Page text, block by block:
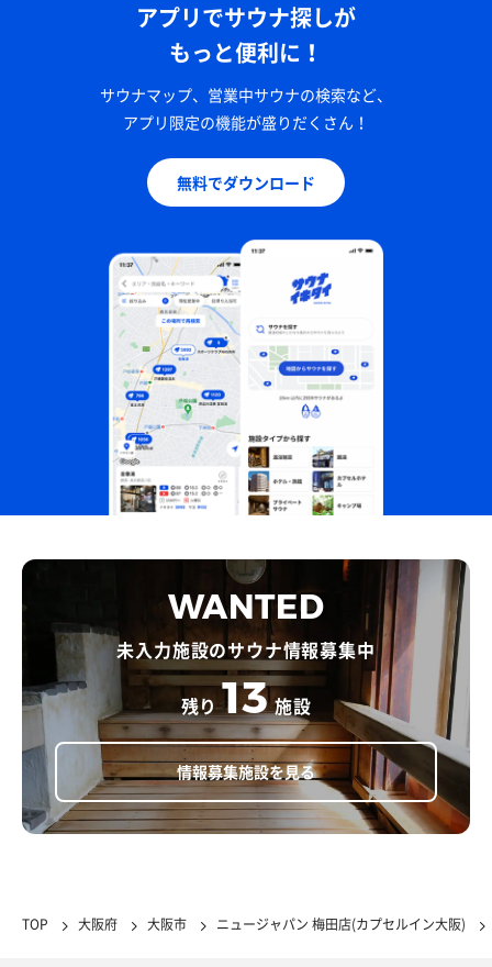
アプリでサウナ探しが
もっと便利に！
サウナマップ、営業中サウナの検索など、
アプリ限定の機能が盛りだくさん！
無料でダウンロード
WANTED
未入力施設のサウナ情報募集中
残り 13 施設
情報募集施設を見る
TOP 大阪府 大阪市 ニュージャパン 梅田店(カプセルイン大阪)